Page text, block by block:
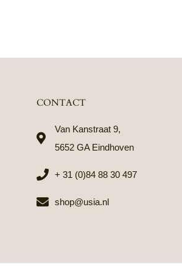
CONTACT
Van Kanstraat 9,
5652 GA Eindhoven
+ 31 (0)84 88 30 497
shop@usia.nl